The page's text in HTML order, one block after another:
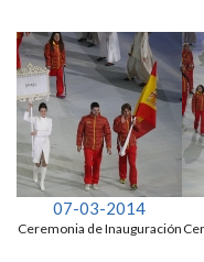
07-03-2014
Ceremonia de Inauguración